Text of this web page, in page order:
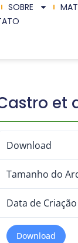
SOBRE
et
Download
Tamanho do
Data de Criação
Download